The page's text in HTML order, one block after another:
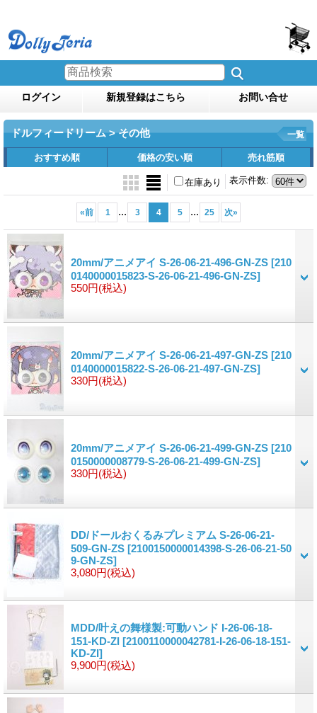
ログイン 新規登録はこちら お問い合せ
ドルフィードリーム > その他 一覧
おすすめ順 価格の安い順 売れ筋順
表示件数:
在庫あり
«前 1 ... 3 4 5 ... 25 次»
20mm/アニメアイ S-26-06-21-496-GN-ZS [210
0140000015823-S-26-06-21-496-GN-ZS]
550円(税込)
20mm/アニメアイ S-26-06-21-497-GN-ZS [210
0140000015822-S-26-06-21-497-GN-ZS]
330円(税込)
20mm/アニメアイ S-26-06-21-499-GN-ZS [210
0150000008779-S-26-06-21-499-GN-ZS]
330円(税込)
DD/ドールおくるみプレミアム S-26-06-21-
509-GN-ZS [2100150000014398-S-26-06-21-50
9-GN-ZS]
3,080円(税込)
MDD/叶えの舞様製:可動ハンド I-26-06-18-
151-KD-ZI [2100110000042781-I-26-06-18-151-
KD-ZI]
9,900円(税込)